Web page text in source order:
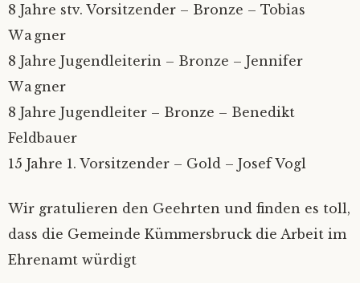
Satzung
Mitgliedsantrag
Mitgliederverwaltung
Nextcloud
Datenschutz
Alle Jahre
8 Jahre stv. Vorsitzender – Bronze – Tobias
Wagner
8 Jahre Jugendleiterin – Bronze – Jennifer
Wagner
8 Jahre Jugendleiter – Bronze – Benedikt
Feldbauer
15 Jahre 1. Vorsitzender – Gold – Josef Vogl
Wir gratulieren den Geehrten und finden es toll,
dass die Gemeinde Kümmersbruck die Arbeit im
Ehrenamt würdigt